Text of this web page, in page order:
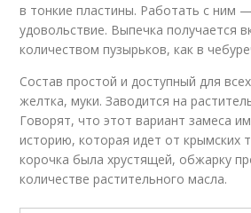
в тонкие пластины. Работать с ним
удовольствие. Выпечка получается
количеством пузырьков, как в
Состав простой и доступный для
желтка, муки. Заводится на
Говорят, что этот вариант замеса
историю, которая идет от крымских
корочка была хрустящей, обжарку
количестве растительного масла.